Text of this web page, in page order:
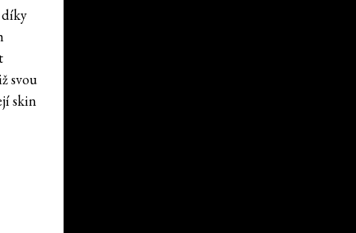
díky
svou
skin